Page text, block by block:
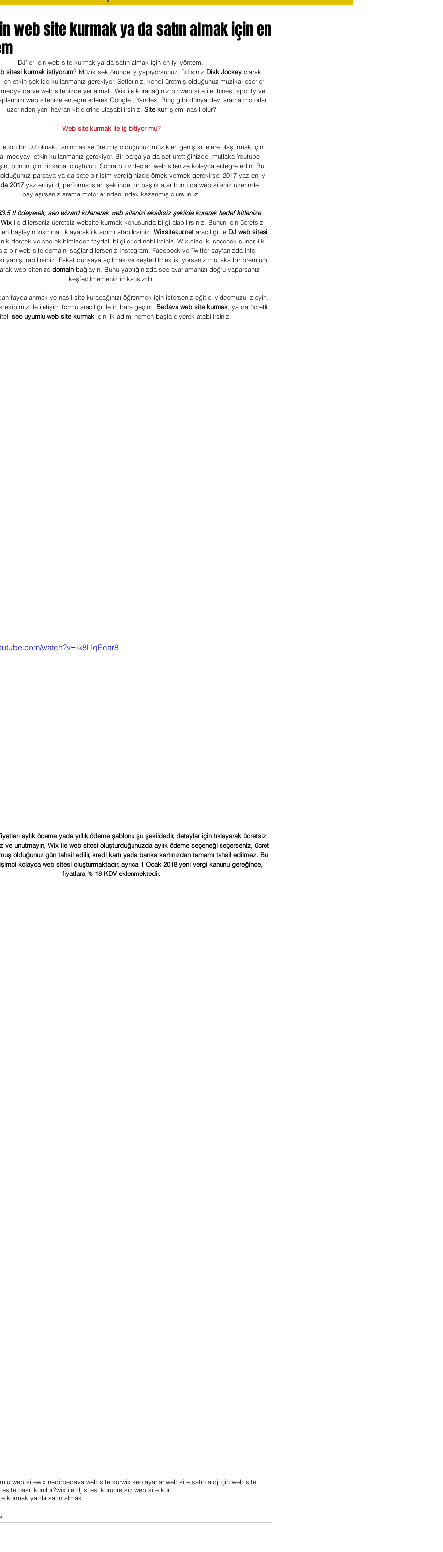
web site kurmak ya da satın almak için en
DJ'ler için web site kurmak ya da satın almak için en iyi yöntem.
sitesi kurmak istiyorum? Müzik sektöründe iş yapıyorsunuz, DJ'siniz Disk Jockey olarak
en etkin şekilde kullanmanız gerekiyor. Setleriniz, kendi üretmiş olduğunuz müzikal eserler
da ve web sitenizde yer almalı. Wix ile kuracağınız bir web site ile itunes, spotify ve
web sitenize entegre ederek Google , Yandex, Bing gibi dünya devi arama motorları
üzerinden yeni hayran kitlelerine ulaşabilirsiniz. Site kur işlemi nasıl olur?
Web site kurmak ile iş bitiyor mu?
etkin bir DJ olmak, tanınmak ve üretmiş olduğunuz müzikleri geniş kitlelere ulaştırmak için
medyayı etkin kullanmanız gerekiyor. Bir parça ya da set ürettiğinizde, mutlaka Youtube
bunun için bir kanal oluşturun. Sonra bu videoları web sitenize kolayca entegre edin. Bu
parçaya ya da sete bir isim verdiğinizde örnek vermek gerekirse; 2017 yaz en iyi
2017 yaz en iyi dj performansları şeklinde bir başlık atar bunu da web siteniz üzerinde
paylaşırsanız arama motorlarından index kazanmış olursunuz.
tl ödeyerek, seo wizard kulanarak web sitenizi eksiksiz şekilde kurarak hedef kitlenize
Wix ile dilerseniz ücretsiz website kurmak konusunda bilgi alabilirsiniz. Bunun için ücretsiz
başlayın kısmına tıklayarak ilk adımı atabilirsiniz. Wixsitekur.net aracılığı ile DJ web sitesi
destek ve seo ekibimizden faydalı bilgiler edinebilirsiniz. Wix size iki seçenek sunar, ilk
bir web site domaini sağlar dilerseniz Instagram, Facebook ve Twitter sayfanızda info
yapıştırabilirsiniz. Fakat dünyaya açılmak ve keşfedilmek istiyorsanız mutlaka bir premium
web sitenize domain bağlayın. Bunu yaptığınızda seo ayarlamanızı doğru yaparsanız
keşfedilmemeniz imkansızdır.
faydalanmak ve nasıl site kuracağınızı öğrenmek için isterseniz eğitici videomuzu izleyin,
ekibimiz ile iletişim formu aracılığı ile irtibara geçin.
Bedava web site kurmak, ya da ücretli
seo uyumlu web site kurmak için ilk adımı hemen başla diyerek atabilirsiniz.
watch?v=ik8LIqEcar8
aylık ödeme yada yıllık ödeme şablonu şu şekildedir, detaylar için tıklayarak ücretsiz
ve unutmayın, Wix ile web sitesi oluşturduğunuzda aylık ödeme seçeneği seçerseniz, ücret
olduğunuz gün tahsil edilir, kredi kartı yada banka kartınızdan tamamı tahsil edilmez. Bu
kolayca web sitesi oluşturmaktadır, ayrıca 1 Ocak 2018 yeni vergi kanunu gereğince,
fiyatlara % 18 KDV eklenmektedir.
web sitewix nedirbedava web site kurwix seo ayarlarıweb site satın aldj için web site
site nasıl kurulur?wix ile dj sitesi kurücretsiz web site kur
kurmak ya da satın almak